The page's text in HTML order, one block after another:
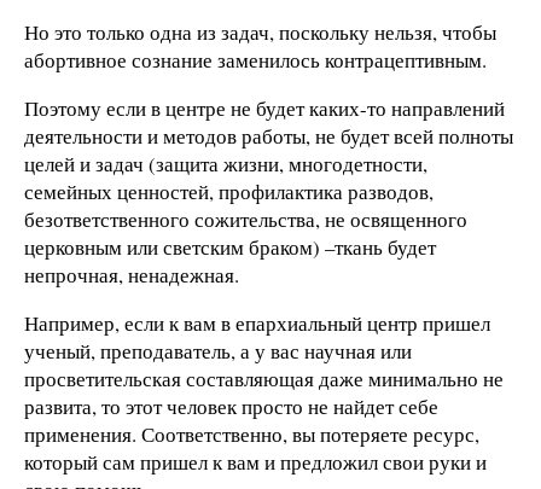
Но это только одна из задач, поскольку нельзя, чтобы
абортивное сознание заменилось контрацептивным.
Поэтому если в центре не будет каких-то направлений
деятельности и методов работы, не будет всей полноты
целей и задач (защита жизни, многодетности,
семейных ценностей, профилактика разводов,
безответственного сожительства, не освященного
церковным или светским браком) –ткань будет
непрочная, ненадежная.
Например, если к вам в епархиальный центр пришел
ученый, преподаватель, а у вас научная или
просветительская составляющая даже минимально не
развита, то этот человек просто не найдет себе
применения. Соответственно, вы потеряете ресурс,
который сам пришел к вам и предложил свои руки и